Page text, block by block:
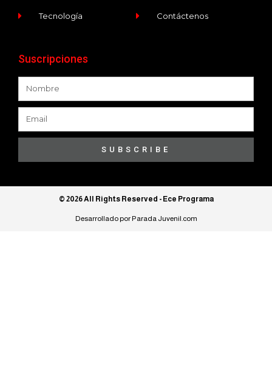
Tecnología Contáctenos
Suscripciones
SUBSCRIBE
© 2026 All Rights Reserved​ - Ece Programa
Desarrollado por Parada Juvenil.com